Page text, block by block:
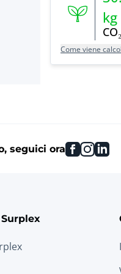
kg
Come viene
seguici ora facebook